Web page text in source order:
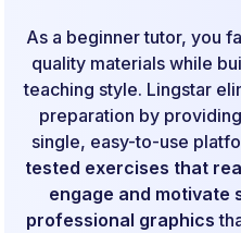
As a beginner tutor, you
quality materials while
teaching style. Lingstar
preparation by
single, easy-to-use
tested exercises that
engage and motivate
professional graphics